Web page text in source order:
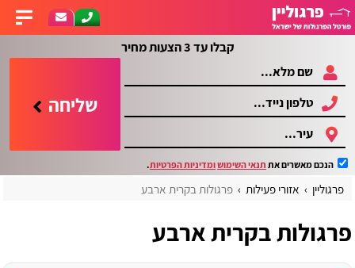
קבלו עד 3 הצעות מחיר
שליחה
הנכם מאשרים את תנאי השימושומדיניות הפרטיות.
פרגוליין אזורי פעילות פרגולות בקרית ארבע
פרגולות בקרית ארבע